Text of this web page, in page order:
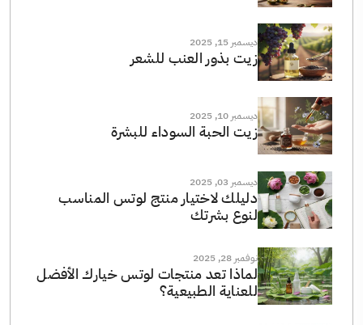
ديسمبر 15, 2025
زيت بذور العنب للشعر
ديسمبر 10, 2025
زيت الحبة السوداء للبشرة
ديسمبر 03, 2025
دليلك لاختيار منتج لوتس المناسب
لنوع بشرتك
نوفمبر 28, 2025
لماذا تعد منتجات لوتس خيارك الأفضل
للعناية الطبيعية؟